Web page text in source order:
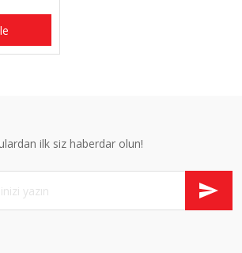
ilk siz haberdar olun!